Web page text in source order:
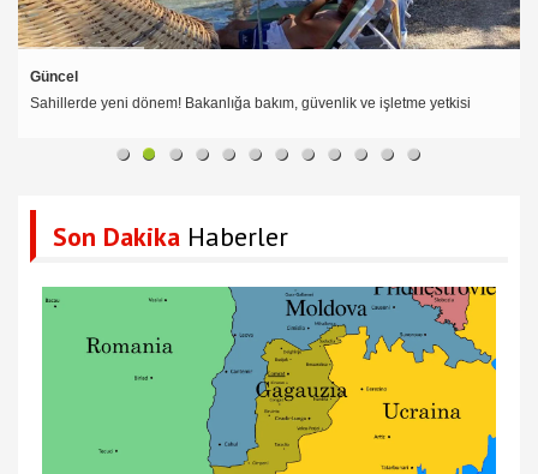
Güncel
Sahillerde yeni dönem! Bakanlığa bakım, güvenlik ve işletme yetkisi
Son Dakika Haberler